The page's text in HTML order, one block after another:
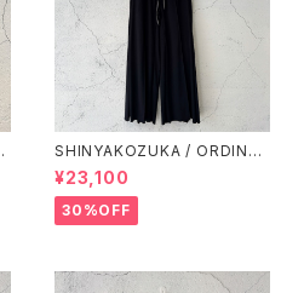
SHINYAKOZUKA / ORDINAR
Y HOME PANTALON(ISSUE
#8) / BLACK
¥23,100
30%OFF